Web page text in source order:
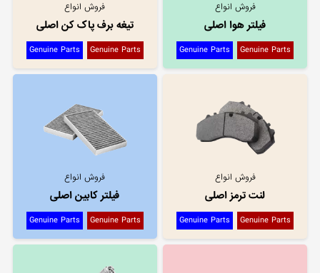
فروش انواع
فیلتر هوا اصلی
Genuine Parts
Genuine Parts
فروش انواع
تیغه برف پاک کن اصلی
Genuine Parts
Genuine Parts
فروش انواع
لنت ترمز اصلی
Genuine Parts
Genuine Parts
فروش انواع
فیلتر کابین اصلی
Genuine Parts
Genuine Parts